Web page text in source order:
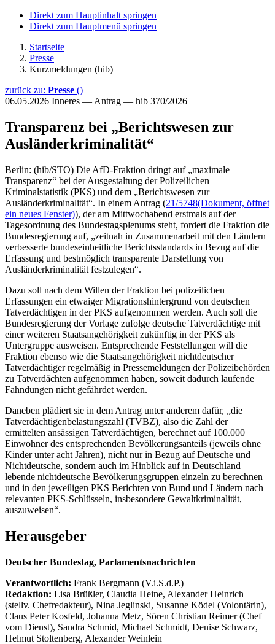
Direkt zum Hauptinhalt springen
Direkt zum Hauptmenü springen
Startseite
Presse
Kurzmeldungen (hib)
zurück zu: Presse ()
06.05.2026 Inneres — Antrag — hib 370/2026
Transparenz bei „Berichtswesen zur
Ausländerkriminalität“
Berlin: (hib/STO) Die AfD-Fraktion dringt auf „maximale
Transparenz“ bei der Ausgestaltung der Polizeilichen
Kriminalstatistik (PKS) und dem „Berichtswesen zur
Ausländerkriminalität“. In einem Antrag (21/5748(Dokument, öffnet
ein neues Fenster)), der am Mittwochabend erstmals auf der
Tagesordnung des Bundestagsplenums steht, fordert die Fraktion die
Bundesregierung auf, „zeitnah in Zusammenarbeit mit den Ländern
verbesserte bundeseinheitliche Berichtsstandards in Bezug auf die
Erfassung und bestmöglich transparente Darstellung von
Ausländerkriminalität festzulegen“.
Dazu soll nach dem Willen der Fraktion bei polizeilichen
Erfassungen ein etwaiger Migrationshintergrund von deutschen
Tatverdächtigen in der PKS aufgenommen werden. Auch soll die
Bundesregierung der Vorlage zufolge deutsche Tatverdächtige mit
einer weiteren Staatsangehörigkeit zukünftig in der PKS als
Untergruppe ausweisen. Entsprechende Feststellungen will die
Fraktion ebenso wie die Staatsangehörigkeit nichtdeutscher
Tatverdächtiger regelmäßig in Pressemeldungen der Polizeibehörden
zu Tatverdächten aufgenommen haben, soweit dadurch laufende
Fahndungen nicht gefährdet werden.
Daneben plädiert sie in dem Antrag unter anderem dafür, „die
Tatverdächtigenbelastungszahl (TVBZ), also die Zahl der
ermittelten ansässigen Tatverdächtigen, berechnet auf 100.000
Einwohner des entsprechenden Bevölkerungsanteils (jeweils ohne
Kinder unter acht Jahren), nicht nur in Bezug auf Deutsche und
Nichtdeutsche, sondern auch im Hinblick auf in Deutschland
lebende nichtdeutsche Bevölkerungsgruppen einzeln zu berechnen
und in den jeweiligen PKS Berichten von Bund und Ländern nach
relevanten PKS-Schlüsseln, insbesondere Gewaltkriminalität,
auszuweisen“.
Herausgeber
Deutscher Bundestag, Parlamentsnachrichten
Verantwortlich: Frank Bergmann (V.i.S.d.P.)
Redaktion: Lisa Brüßler, Claudia Heine, Alexander Heinrich
(stellv. Chefredakteur), Nina Jeglinski, Susanne Ködel (Volontärin),
Claus Peter Kosfeld, Johanna Metz, Sören Christian Reimer (Chef
vom Dienst), Sandra Schmid, Michael Schmidt, Denise Schwarz,
Helmut Stoltenberg, Alexander Weinlein